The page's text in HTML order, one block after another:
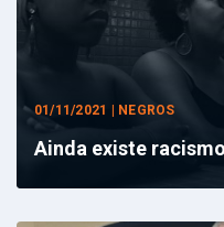
01/11/2021 | NEGROS
Ainda existe